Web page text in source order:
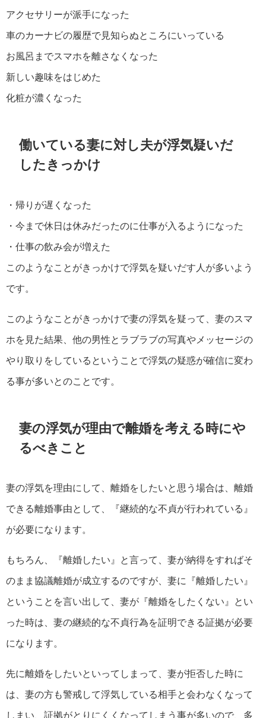
アクセサリーが派手になった
車のカーナビの履歴で見知らぬところにいっている
お風呂までスマホを離さなくなった
新しい趣味をはじめた
化粧が濃くなった
働いている妻に対し夫が浮気疑いだ
したきっかけ
・帰りが遅くなった
・今まで休日は休みだったのに仕事が入るようになった
・仕事の飲み会が増えた
このようなことがきっかけで浮気を疑いだす人が多いよう
です。
このようなことがきっかけで妻の浮気を疑って、妻のスマ
ホを見た結果、他の男性とラブラブの写真やメッセージの
やり取りをしているということで浮気の疑惑が確信に変わ
る事が多いとのことです。
妻の浮気が理由で離婚を考える時にや
るべきこと
妻の浮気を理由にして、離婚をしたいと思う場合は、離婚
できる離婚事由として、『継続的な不貞が行われている』
が必要になります。
もちろん、『離婚したい』と言って、妻が納得をすればそ
のまま協議離婚が成立するのですが、妻に『離婚したい』
ということを言い出して、妻が『離婚をしたくない』とい
った時は、妻の継続的な不貞行為を証明できる証拠が必要
になります。
先に離婚をしたいといってしまって、妻が拒否した時に
は、妻の方も警戒して浮気している相手と会わなくなって
しまい、証拠がとりにくくなってしまう事が多いので、多